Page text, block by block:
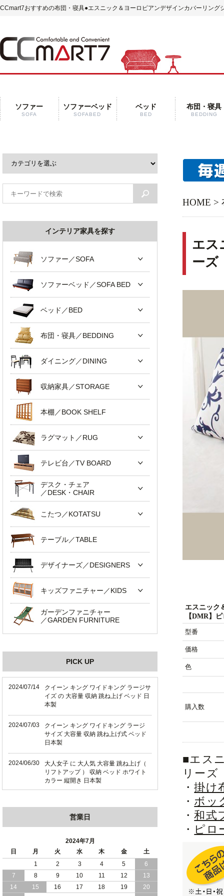
CCmart7おすすめの布団・寝具●エスニック＆ヨーロピアンデザインカバーリング
ソファー
SOFA
ソファーベッド
SOFABED
ベッド
BED
布団・寝具
BEDDING
HOME >
エス
ーズ
エスニック
【DMR】
型番
価格
色
購入数
■エス
リーズ
・掛け
・ ボッ
・和式
・ ピロ
インテリア家具を探す
ソファー／SOFA
ソファーベッド／SOFA BED
ベッド／BED
布団・寝具／BEDDING
ダイニング／DINING
収納家具／STORAGE
本棚／BOOK SHELF
ラグマット／RUG
テレビ台／TV BOARD
デスク・チェア
／DESK・CHAIR
こたつ／KOTATSU
テーブル／TABLE
デザイナーズ／DESIGNERS
キッズファニチャー／KIDS
ガーデンファニチャー
／GARDEN FURNITURE
PICK UP
2024/07/14
クイーン キング ワイドキング ラージサ
イズ の 大容量 収納 跳ね上げ ベッド 日
本製
2024/07/03
クイーン キング ワイドキング ラージ
サイズ 大容量 収納 跳ね上げ式 ベッド
日本製
2024/06/30
大人女子 に 大人気 大容量 跳ね上げ（
リフトアップ ） 収納 ベッド ホワイト
カラー 縦開き 日本製
ワイトカラー 縦開き 日本製
全長190cm ショート丈 コンパクト 大容
量 収納力 の 跳ね上げ （ リフトアップ
） 式 ベッド 横開き 日本製
2024/05/27
日本製 大容量 収納 跳ね上げ式 リフト
アップ 横開き ヘッドボードレス ベッド
組立設置サービス付
営業日
2024年7月
日
月 火 水 木 金
土
1
2 3 4 5
6
7
8 9 10 11 12
13
14
15 16 17 18 19
20